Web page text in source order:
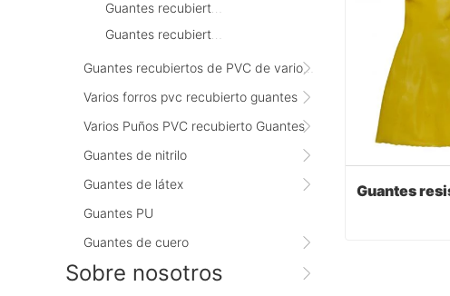
Guantes recubiertos de PVC de varios tamaños
Varios forros pvc recubierto guantes
Varios Puños PVC recubierto Guantes
Guantes de nitrilo
Guantes de látex
Guantes PU
Guantes de cuero
Sobre nosotros